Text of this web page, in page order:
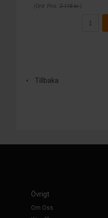
(Ord. Pris: 2 118 kr)
Tillbaka
Övrigt
Om Oss